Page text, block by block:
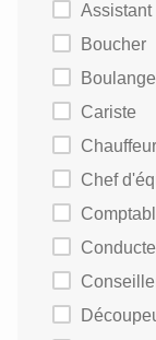
Boucher
Cariste
Chef